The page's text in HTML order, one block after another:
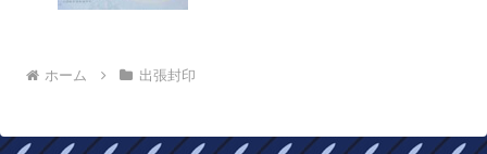
ホーム 出張封印